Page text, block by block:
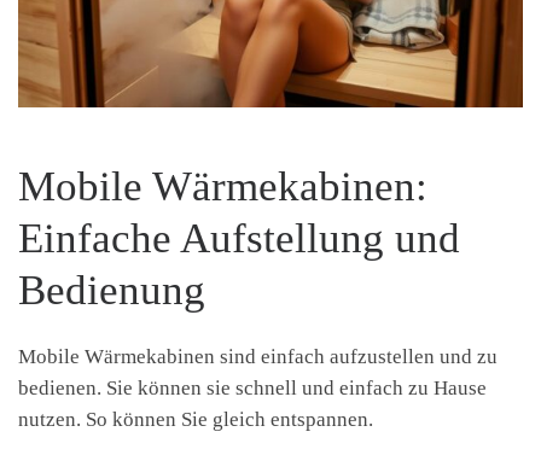
Mobile Wärmekabinen:
Einfache Aufstellung und
Bedienung
Mobile Wärmekabinen sind einfach aufzustellen und zu
bedienen. Sie können sie schnell und einfach zu Hause
nutzen. So können Sie gleich entspannen.